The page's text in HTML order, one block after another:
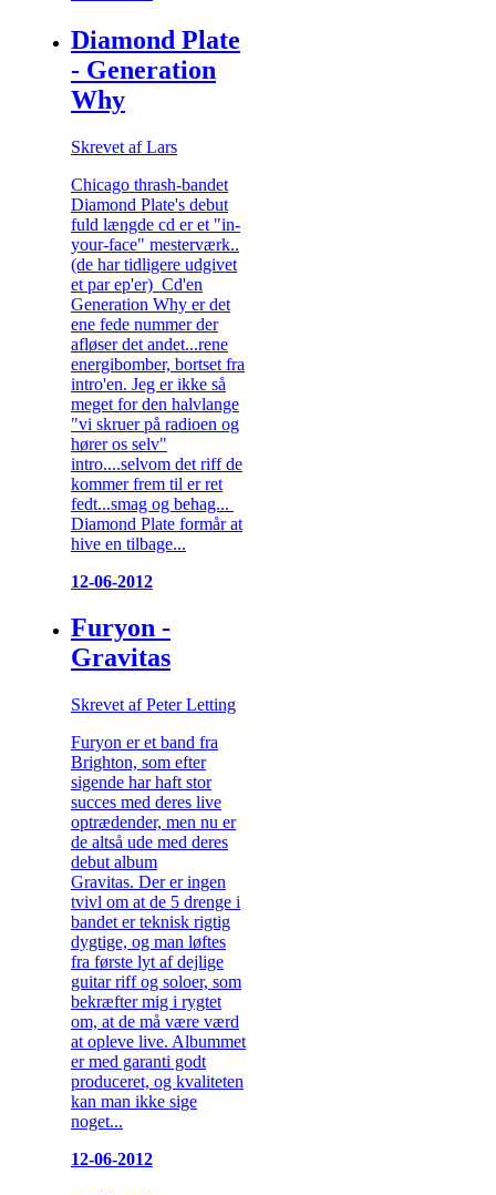
Diamond Plate
- Generation
Why
Skrevet af Lars
Chicago thrash-bandet
Diamond Plate's debut
fuld længde cd er et "in-
your-face" mesterværk..
(de har tidligere udgivet
et par ep'er) Cd'en
Generation Why er det
ene fede nummer der
afløser det andet...rene
energibomber, bortset fra
intro'en. Jeg er ikke så
meget for den halvlange
"vi skruer på radioen og
hører os selv"
intro....selvom det riff de
kommer frem til er ret
fedt...smag og behag...
Diamond Plate formår at
hive en tilbage...
12-06-2012
Furyon -
Gravitas
Skrevet af Peter Letting
Furyon er et band fra
Brighton, som efter
sigende har haft stor
succes med deres live
optrædender, men nu er
de altså ude med deres
debut album
Gravitas. Der er ingen
tvivl om at de 5 drenge i
bandet er teknisk rigtig
dygtige, og man løftes
fra første lyt af dejlige
guitar riff og soloer, som
bekræfter mig i rygtet
om, at de må være værd
at opleve live. Albummet
er med garanti godt
produceret, og kvaliteten
kan man ikke sige
noget...
12-06-2012